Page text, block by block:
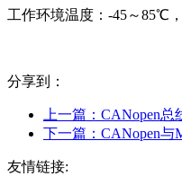
工作环境温度：-45～85℃
分享到：
上一篇： CANopen总
下一篇： CANopen与
友情链接: